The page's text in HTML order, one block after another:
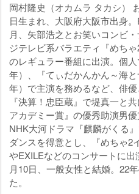
岡村隆史（オカムラ タカシ）
日生まれ、大阪府大阪市出身
月、矢部浩之とお笑いコンビ
ジテレビ系バラエティ『めち
のレギュラー番組に出演。個
年）、『てぃだかんかん～海
年）で主演を務めるなど、俳
『決算！忠臣蔵』で堤真一と
アカデミー賞』の優秀助演男
NHK大河ドラマ『麒麟がくる
ダンスを得意とし、『めちゃ2
EXILEなどのコンサートに出
月10日、一般女性と結婚。22
た。